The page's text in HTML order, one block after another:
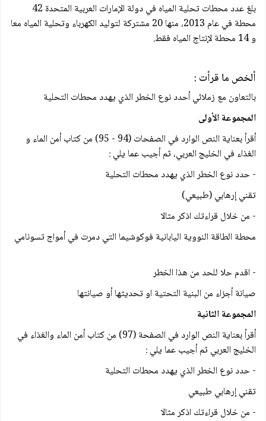
بلغ عدد محطات تحلية المياه في دولة الإمارات العربية المتحدة 42
محطة في عام 2013، منها 20 مشتركة لتوليد الكهرباء وتحلية المياه معا
و 14 محطة لإنتاج المياه فقط.
ألخص ما قرأت :
بالتعاون مع زملائي أحدد نوع الخطر الذي يهدد محطات التحلية
المجموعة الأولى
أقرأ بعناية النص الوارد في الصفحات (94 - 95) من كتاب أمن الماء و
الغذاء في الخليج العربي، ثم أجيب عما يلي :
- حدد نوع الخطر الذي يهدد محطات التحلية
تقني إرهابي (طبیعي)
- من خلال قراءتك اذكر مثالا
محطة الطاقة النووية اليابانية فوكوشيما التي دمرت في أمواج تسونامي
- اقدم حلا للحد من هذا الخطر
صيانة أجزاء من البنية التحتية او تحديثها أو صيانتها
المجموعة الثانية
أقرأ بعناية النص الوارد في الصفحة (97) من كتاب أمن الماء والغذاء في
الخليج العربي ثم أجيب عما يلي :
- حدد نوع الخطر الذي يهدد محطات التحلية
تقني إرهابي طبيعي
- من خلال قراءتك اذكر مثالا